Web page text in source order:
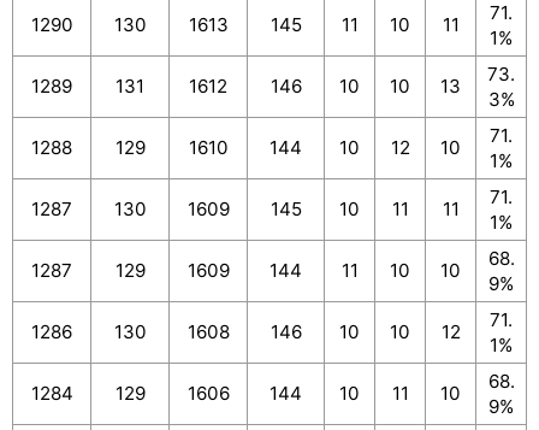
1290 130 1613 145 11 10 11
71.
1%
1289 131 1612 146 10 10 13
73.
3%
1288 129 1610 144 10 12 10
71.
1%
1287 130 1609 145 10 11 11
71.
1%
1287 129 1609 144 11 10 10
68.
9%
1286 130 1608 146 10 10 12
71.
1%
1284 129 1606 144 10 11 10
68.
9%